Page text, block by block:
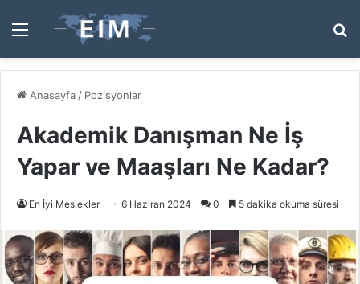
Menü
...
Anasayfa / Pozisyonlar
Akademik Danışman Ne İş
Yapar ve Maaşları Ne Kadar?
En İyi Meslekler 6 Haziran 2024 0 5 dakika okuma süresi